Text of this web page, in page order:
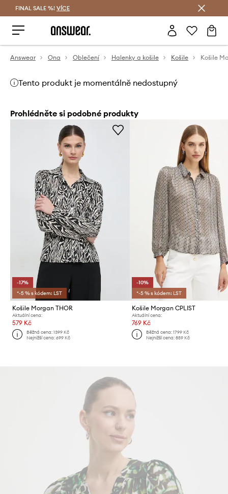
FINAL SALE %! VÍCE
Answear Ona Oblečení Halenky a košile Košile Košile
Tento produkt je momentálně nedostupný
Prohlédněte si podobné produkty
-17%
*-5 % s kódem: LST
Košile Morgan THOR
Aktuální cena:
579 Kč
Běžná cena:1399 Kč
Nejnižší cena:699 Kč
-10%
*-5 % s kódem: LST
Košile Morgan CPLIST
Aktuální cena:
769 Kč
Běžná cena: 1799 Kč
Nejnižší cena: 859 Kč